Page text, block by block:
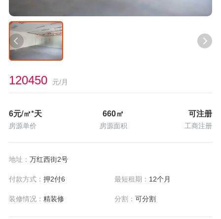
120450 元/月
6元/㎡*天
房源单价
660㎡
房源面积
可注册
工商注册
地址： 万红西街2号
付款方式： 押2付6 最短租期： 12个月
装修情况： 精装修 分割：可分割